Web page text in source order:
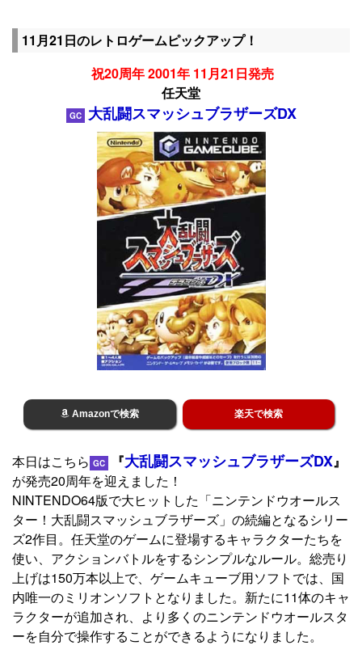
11月21日のレトロゲームピックアップ！
祝20周年 2001年 11月21日発売
任天堂
GC 大乱闘スマッシュブラザーズDX
Amazonで検索 楽天で検索
本日はこちら GC 『大乱闘スマッシュブラザーズDX』
が発売20周年を迎えました！
NINTENDO64版で大ヒットした「ニンテンドウオールス
ター！大乱闘スマッシュブラザーズ」の続編となるシリー
ズ2作目。任天堂のゲームに登場するキャラクターたちを
使い、アクションバトルをするシンプルなルール。総売り
上げは150万本以上で、ゲームキューブ用ソフトでは、国
内唯一のミリオンソフトとなりました。新たに11体のキャ
ラクターが追加され、より多くのニンテンドウオールスタ
ーを自分で操作することができるようになりました。